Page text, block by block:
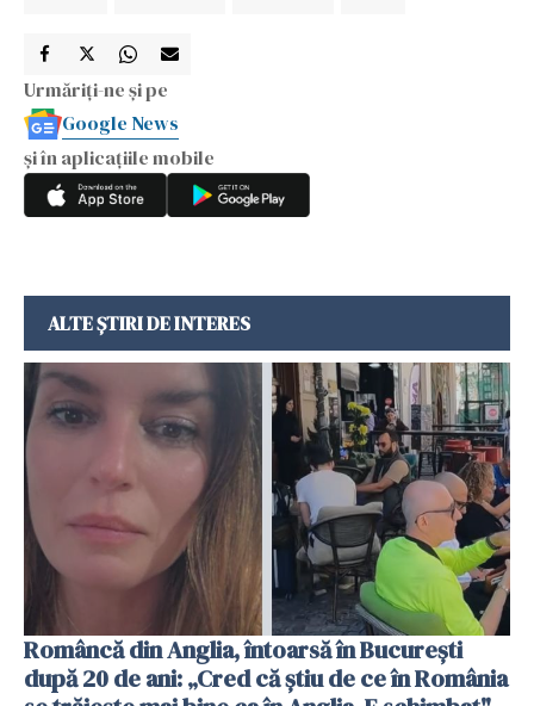
Urmăriți-ne și pe
Google News
și în aplicațiile mobile
ALTE ȘTIRI DE INTERES
Româncă din Anglia, întoarsă în București
după 20 de ani: „Cred că știu de ce în România